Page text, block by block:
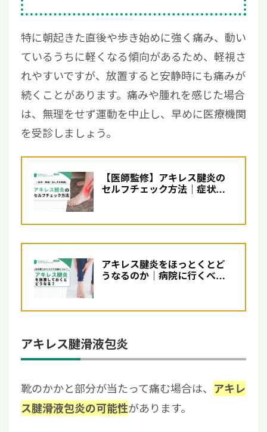
特に朝起きた直後や歩き始めに強く痛み、動い
ているうちに軽くなる傾向があるため、軽視さ
れやすいですが、放置すると安静時にも痛みが
続くことがあります。痛みや腫れを感じた場合
は、無理をせず運動を中止し、早めに医療機関
を受診しましょう。
【医師監修】アキレス腱炎の
セルフチェック方法｜症状・
アキレス腱炎をほっとくとど
うなるのか｜病院に行くべき
アキレス腱滑液包炎
靴のかかと部分が当たって痛む場合は、 アキレ
ス腱滑液包炎の可能性があります。